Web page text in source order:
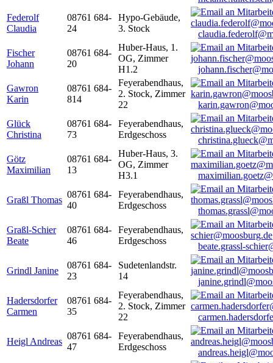
Federolf
Claudia
08761 684-
24
Hypo-Gebäude,
3. Stock
Fischer
Johann
08761 684-
20
Huber-Haus, 1.
OG, Zimmer
H1.2
Gawron
Karin
08761 684-
814
Feyerabendhaus,
2. Stock, Zimmer
22
Glück
Christina
08761 684-
73
Feyerabendhaus,
Erdgeschoss
Götz
Maximilian
08761 684-
13
Huber-Haus, 3.
OG, Zimmer
H3.1
Graßl Thomas
08761 684-
40
Feyerabendhaus,
Erdgeschoss
Graßl-Schier
Beate
08761 684-
46
Feyerabendhaus,
Erdgeschoss
beate.grassl-
Grindl Janine
08761 684-
23
Sudetenlandstr.
14
Hadersdorfer
Carmen
08761 684-
35
Feyerabendhaus,
2. Stock, Zimmer
22
Heigl Andreas
08761 684-
47
Feyerabendhaus,
Erdgeschoss